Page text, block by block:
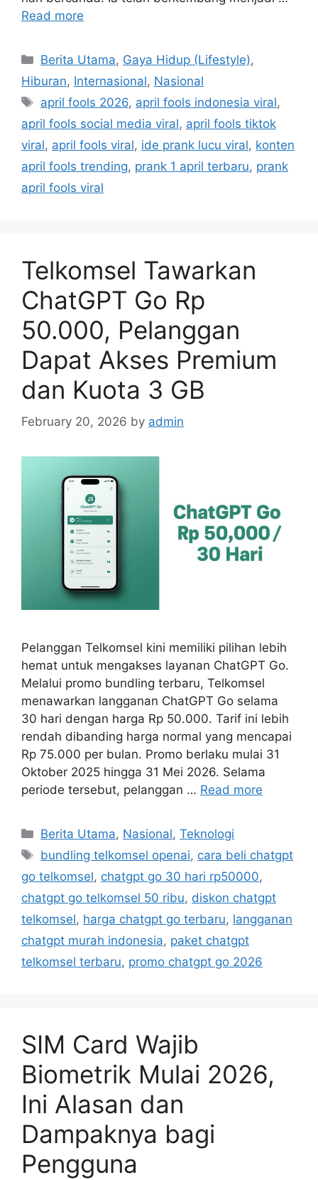
Read more
C
a
e
g
o
r
i
Berita Utama, Gaya Hidup (Lifestyle),
Hiburan, Internasional, Nasional
T
a
s
april fools 2026, april fools indonesia viral,
april fools social media viral, april fools tiktok
viral, april fools viral, ide prank lucu viral, konten
april fools trending, prank 1 april terbaru, prank
april fools viral
Telkomsel Tawarkan
ChatGPT Go Rp
50.000, Pelanggan
Dapat Akses Premium
dan Kuota 3 GB
February 20, 2026 by admin
Pelanggan Telkomsel kini memiliki pilihan lebih
hemat untuk mengakses layanan ChatGPT Go.
Melalui promo bundling terbaru, Telkomsel
menawarkan langganan ChatGPT Go selama
30 hari dengan harga Rp 50.000. Tarif ini lebih
rendah dibanding harga normal yang mencapai
Rp 75.000 per bulan. Promo berlaku mulai 31
Oktober 2025 hingga 31 Mei 2026. Selama
periode tersebut, pelanggan … Read more
C
a
e
g
o
r
i
Berita Utama, Nasional,Teknologi
T
a
s
bundling telkomsel openai, cara beli chatgpt
go telkomsel, chatgpt go 30 hari rp50000,
chatgpt go telkomsel 50 ribu, diskon chatgpt
telkomsel, harga chatgpt go terbaru, langganan
chatgpt murah indonesia, paket chatgpt
telkomsel terbaru, promo chatgpt go 2026
SIM Card Wajib
Biometrik Mulai 2026,
Ini Alasan dan
Dampaknya bagi
Pengguna